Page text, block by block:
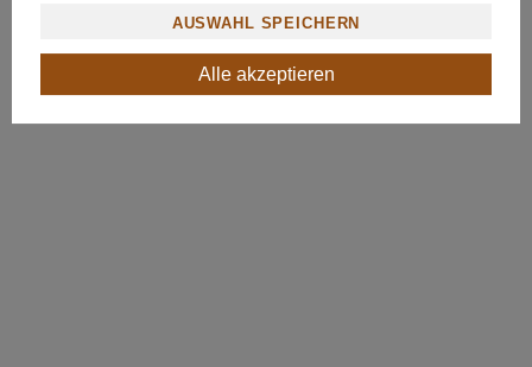
AUSWAHL SPEICHERN
Alle akzeptieren